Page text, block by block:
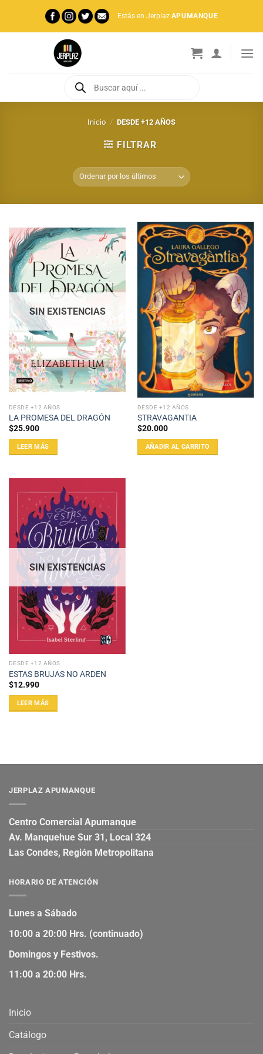
contenido
Estás en Jerplaz APUMANQUE
productos
Inicio / DESDE +12 AÑOS
FILTRAR
SIN EXISTENCIAS
DESDE +12 AÑOS
LA PROMESA DEL DRAGÓN
$25.900
LEER MÁS
DESDE +12 AÑOS
STRAVAGANTIA
$20.000
AÑADIR AL CARRITO
SIN EXISTENCIAS
DESDE +12 AÑOS
ESTAS BRUJAS NO ARDEN
$12.990
LEER MÁS
JERPLAZ APUMANQUE
Centro Comercial Apumanque
Av. Manquehue Sur 31, Local 324
Las Condes, Región Metropolitana
HORARIO DE ATENCIÓN
Lunes a Sábado
10:00 a 20:00 Hrs. (continuado)
Domingos y Festivos.
11:00 a 20:00 Hrs.
Inicio
Catálogo